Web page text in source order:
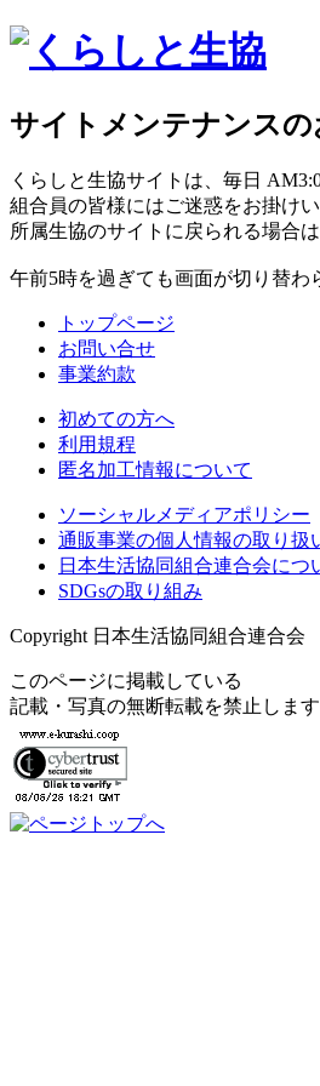
サイトメンテナンスの
くらしと生協サイトは、毎日
組合員の皆様にはご迷惑をお掛け
所属生協のサイトに戻られる場合
午前5時を過ぎても画面が切り替わ
トップページ
お問い合せ
事業約款
初めての方へ
利用規程
匿名加工情報について
ソーシャルメディアポリシー
通販事業の個人情報の取り扱
日本生活協同組合連合会につ
SDGsの取り組み
Copyright 日本生活協同組合連合会
このページに掲載している
記載・写真の無断転載を禁止します